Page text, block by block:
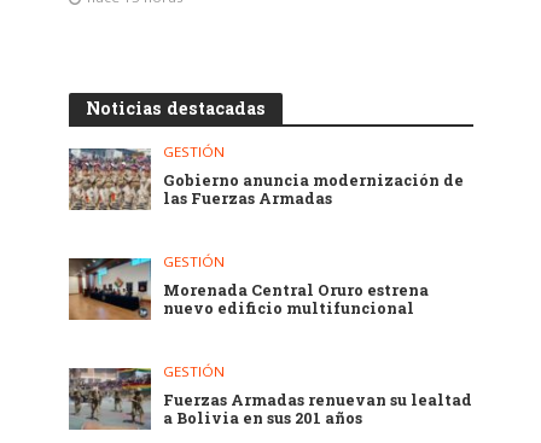
Noticias destacadas
GESTIÓN
Gobierno anuncia modernización de
las Fuerzas Armadas
GESTIÓN
Morenada Central Oruro estrena
nuevo edificio multifuncional
GESTIÓN
Fuerzas Armadas renuevan su lealtad
a Bolivia en sus 201 años